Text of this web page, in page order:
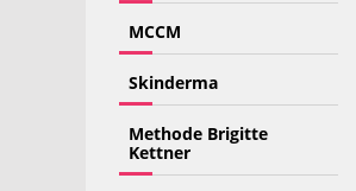
MCCM
Skinderma
Methode Brigitte
Kettner